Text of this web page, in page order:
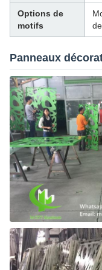
Options de
motifs
Panneaux